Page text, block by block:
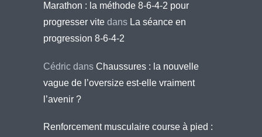
Marathon : la méthode 8-6-4-2 pour
progresser vite dans La séance en
progression 8-6-4-2
Cédric dans Chaussures : la nouvelle
vague de l’oversize est-elle vraiment
l’avenir ?
Renforcement musculaire course à pied :